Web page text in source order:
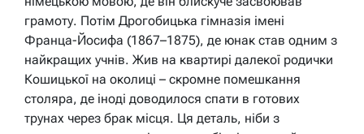
грамоту. Потім Дрогобицька гімназія імені
Франца-Йосифа (1867–1875), де юнак став одним з
найкращих учнів. Жив на квартирі далекої родички
Кошицької на околиці – скромне помешкання
столяра, де іноді доводилося спати в готових
трунах через брак місця. Ця деталь, ніби з